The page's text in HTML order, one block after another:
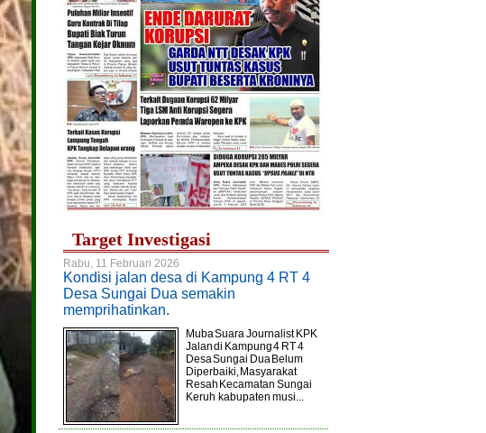
Target Investigasi
Rabu, 11 Februari 2026
Kondisi jalan desa di Kampung 4 RT 4
Desa Sungai Dua semakin
memprihatinkan.
Muba Suara Journalist KPK.
Jalan di Kampung 4 RT 4
Desa Sungai Dua Belum
Diperbaiki, Masyarakat
Resah Kecamatan Sungai
Keruh kabupaten musi...